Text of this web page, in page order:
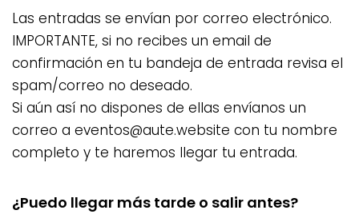
Las entradas se envían por correo electrónico.
IMPORTANTE, si no recibes un email de
confirmación en tu bandeja de entrada revisa el
spam/correo no deseado.
Si aún así no dispones de ellas envíanos un
correo a eventos@aute.website con tu nombre
completo y te haremos llegar tu entrada.
¿Puedo llegar más tarde o salir antes?